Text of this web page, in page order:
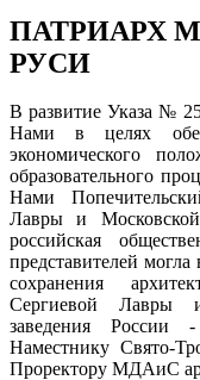
ПАТРИАРХ
РУСИ
В развитие Указа №
Нами в целях
экономического
образовательного
Нами
Лавры и
российская
представителей
сохранения
Сергиевой Лавры
заведения России
Наместнику Свято-
Проректору МДАиС